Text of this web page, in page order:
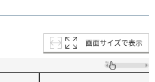
画面サイズで表示